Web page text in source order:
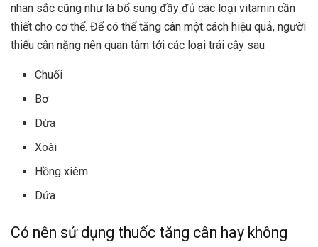
nhan sắc cũng như là bổ sung đầy đủ các loại vitamin cần
thiết cho cơ thể. Để có thể tăng cân một cách hiệu quả, người
thiếu cân nặng nên quan tâm tới các loại trái cây sau
Chuối
Bơ
Dừa
Xoài
Hồng xiêm
Dứa
Có nên sử dụng thuốc tăng cân hay không